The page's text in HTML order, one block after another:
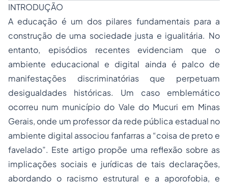
INTRODUÇÃO
A educação é um dos pilares fundamentais para a
construção de uma sociedade justa e igualitária. No
entanto, episódios recentes evidenciam que o
ambiente educacional e digital ainda é palco de
manifestações discriminatórias que perpetuam
desigualdades históricas. Um caso emblemático
ocorreu num município do Vale do Mucuri em Minas
Gerais, onde um professor da rede pública estadual no
ambiente digital associou fanfarras a “coisa de preto e
favelado”. Este artigo propõe uma reflexão sobre as
implicações sociais e jurídicas de tais declarações,
abordando o racismo estrutural e a aporofobia, e